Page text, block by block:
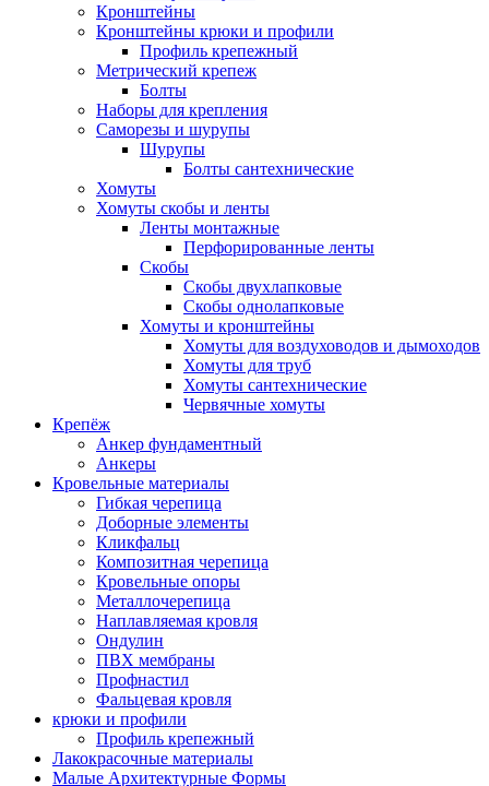
Кронштейны
Кронштейны крюки и профили
Профиль крепежный
Метрический крепеж
Болты
Наборы для крепления
Саморезы и шурупы
Шурупы
Болты сантехнические
Хомуты
Хомуты скобы и ленты
Ленты монтажные
Перфорированные ленты
Скобы
Скобы двухлапковые
Скобы однолапковые
Хомуты и кронштейны
Хомуты для воздуховодов и дымоходов
Хомуты для труб
Хомуты сантехнические
Червячные хомуты
Крепёж
Анкер фундаментный
Анкеры
Кровельные материалы
Гибкая черепица
Доборные элементы
Кликфальц
Композитная черепица
Кровельные опоры
Металлочерепица
Наплавляемая кровля
Ондулин
ПВХ мембраны
Профнастил
Фальцевая кровля
крюки и профили
Профиль крепежный
Лакокрасочные материалы
Малые Архитектурные Формы